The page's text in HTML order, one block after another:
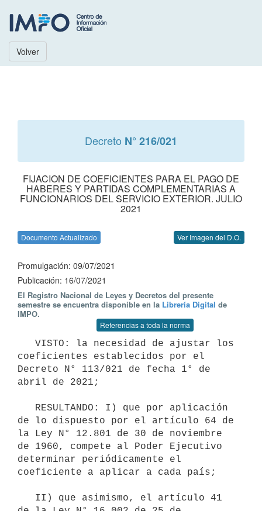
Volver
Decreto N° 216/021
FIJACION DE COEFICIENTES PARA EL PAGO DE
HABERES Y PARTIDAS COMPLEMENTARIAS A
FUNCIONARIOS DEL SERVICIO EXTERIOR. JULIO
2021
Documento Actualizado Ver Imagen del D.O.
Promulgación: 09/07/2021
Publicación: 16/07/2021
El Registro Nacional de Leyes y Decretos del presente
semestre se encuentra disponible en la Librería Digital de
IMPO.
Referencias a toda la norma
coeficientes establecidos por el
Decreto N° 113/021 de fecha 1° de
abril de 2021;
de lo dispuesto por el artículo 64 de
la Ley N° 12.801 de 30 de noviembre
de 1960, compete al Poder Ejecutivo
determinar periódicamente el
coeficiente a aplicar a cada país;